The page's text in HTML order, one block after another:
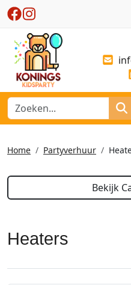
Home Partyverhuur
Bekijk
Heaters